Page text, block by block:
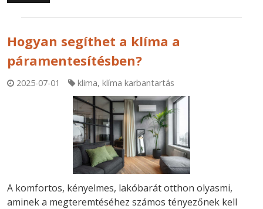
Hogyan segíthet a klíma a
páramentesítésben?
2025-07-01 klima,klíma karbantartás
A komfortos, kényelmes, lakóbarát otthon olyasmi,
aminek a megteremtéséhez számos tényezőnek kell